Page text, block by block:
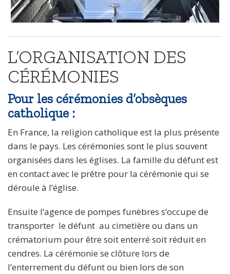
L’ORGANISATION DES
CÉRÉMONIES
Pour les cérémonies d’obsèques
catholique :
En France, la religion catholique est la plus présente
dans le pays. Les cérémonies sont le plus souvent
organisées dans les églises. La famille du défunt est
en contact avec le prêtre pour la cérémonie qui se
déroule à l’église.
Ensuite l’agence de pompes funèbres s’occupe de
transporter le défunt au cimetière ou dans un
crématorium pour être soit enterré soit réduit en
cendres. La cérémonie se clôture lors de
l’enterrement du défunt ou bien lors de son